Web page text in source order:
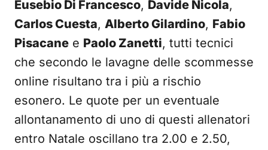
Eusebio Di Francesco, Davide Nicola,
Carlos Cuesta, Alberto Gilardino, Fabio
Pisacane e Paolo Zanetti, tutti tecnici
che secondo le lavagne delle scommesse
online risultano tra i più a rischio
esonero. Le quote per un eventuale
allontanamento di uno di questi allenatori
entro Natale oscillano tra 2.00 e 2.50,